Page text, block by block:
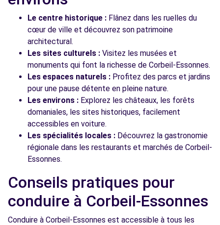
Le centre historique : Flânez dans les ruelles du
cœur de ville et découvrez son patrimoine
architectural.
Les sites culturels : Visitez les musées et
monuments qui font la richesse de Corbeil-Essonnes.
Les espaces naturels : Profitez des parcs et jardins
pour une pause détente en pleine nature.
Les environs : Explorez les châteaux, les forêts
domaniales, les sites historiques, facilement
accessibles en voiture.
Les spécialités locales : Découvrez la gastronomie
régionale dans les restaurants et marchés de Corbeil-
Essonnes.
Conseils pratiques pour
conduire à Corbeil-Essonnes
Conduire à Corbeil-Essonnes est accessible à tous les